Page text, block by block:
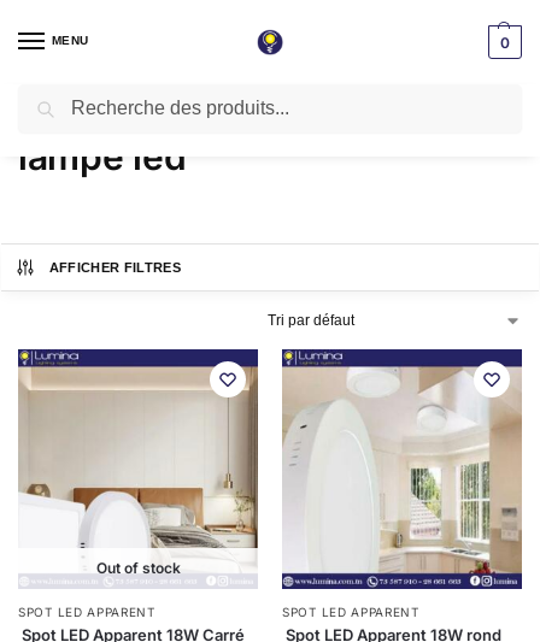
MENU 0
Accueil / Produits identifiés “lampe led”
lampe led
AFFICHER FILTRES
Out of stock
SPOT LED APPARENT
Spot LED Apparent 18W Carré
SPOT LED APPARENT
Spot LED Apparent 18W rond